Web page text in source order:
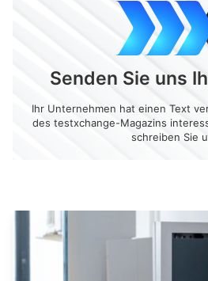
Senden Sie uns
Ihr Unternehmen hat einen Text
des testxchange-Magazins
schreiben Sie